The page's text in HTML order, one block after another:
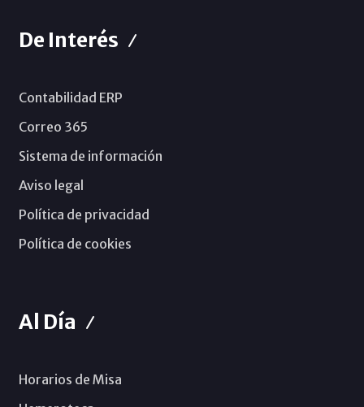
De Interés
Contabilidad ERP
Correo 365
Sistema de información
Aviso legal
Política de privacidad
Política de cookies
Al Día
Horarios de Misa